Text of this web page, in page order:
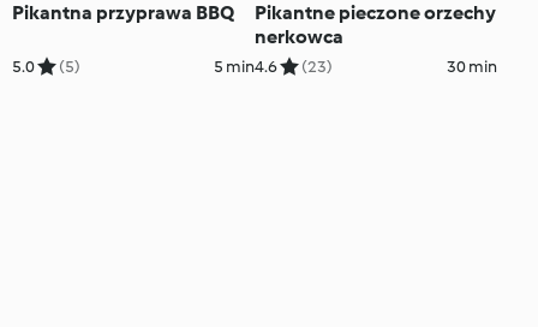
Pikantna przyprawa BBQ
5.0 (5) 5 min
Pikantne pieczone orzechy
nerkowca
4.6 (23) 30 min